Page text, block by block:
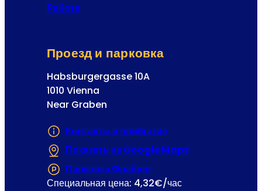
Работа
Проезд и парковка
Habsburgergasse 10A
1010 Vienna
Near Graben
Контакты и прибытие
Показать на Google Maps
Парковка Фрайунг
Специальная цена: 4,32€/час